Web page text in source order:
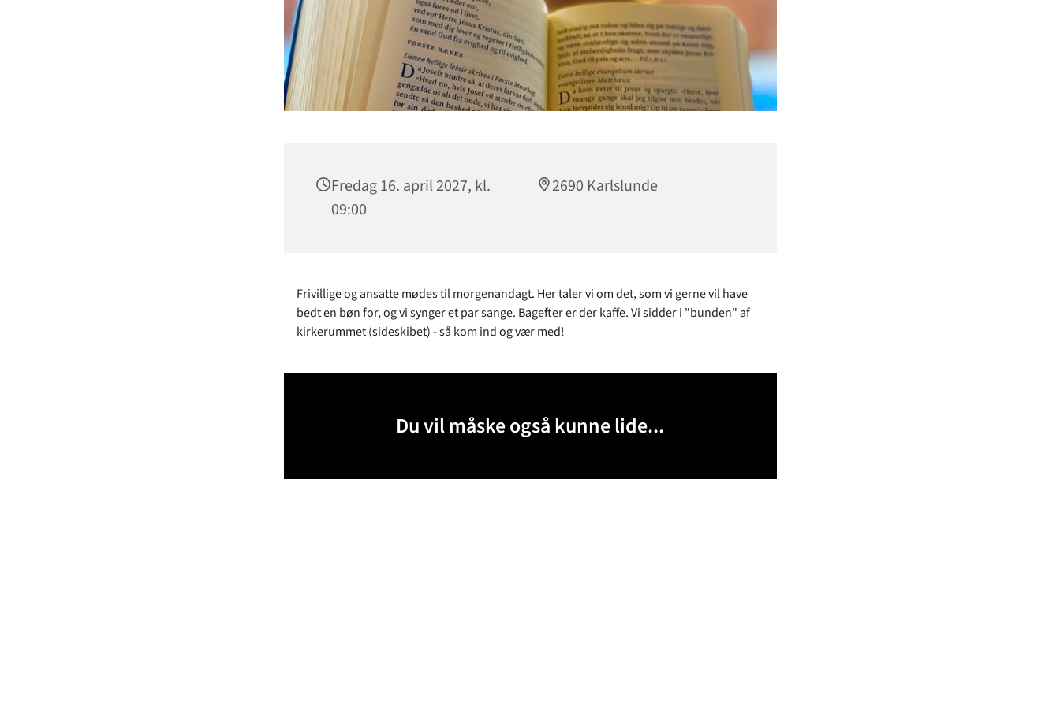
Fredag 16. april 2027, kl.
09:00
2690 Karlslunde
Frivillige og ansatte mødes til morgenandagt. Her taler vi om det, som vi gerne vil have
bedt en bøn for, og vi synger et par sange. Bagefter er der kaffe. Vi sidder i "bunden" af
kirkerummet (sideskibet) - så kom ind og vær med!
Du vil måske også kunne lide...